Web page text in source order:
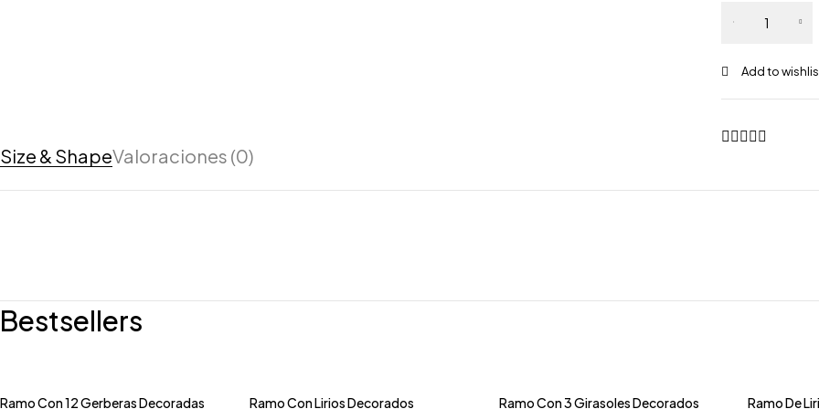
Decorados
cantidad
Size & ShapeValoraciones (0)
Bestsellers
Ramo Con 12 Gerberas Decoradas Ramo Con Lirios Decorados Ramo Con 3 Girasoles Decorados Ramo De